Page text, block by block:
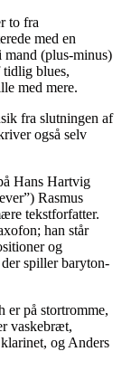
to fra
med en
mand (plus-minus)
blues,
med mere.
fra slutningen af
også selv
Hans Hartvig
Rasmus
tekstforfatter.
han står
og
spiller baryton-
er på stortromme,
vaskebræt,
og Anders